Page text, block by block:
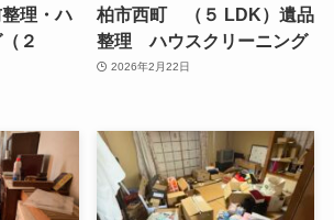
理・ハ
２
柏市西町 （５ LDK）遺品
整理 ハウスクリーニング
2026年2月22日